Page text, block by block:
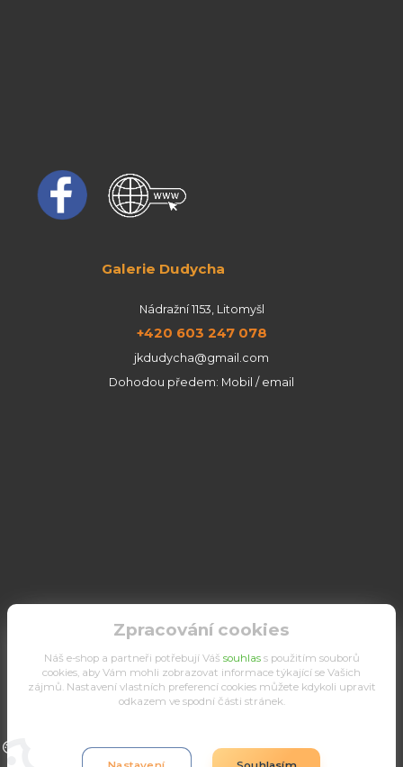
Galerie Dudycha
Nádražní 1153, Litomyšl
+420 603 247 078
jkdudycha@gmail.com
Dohodou předem: Mobil / email
Upravit sběr cookies.
Zpracování cookies
Náš e-shop a partneři potřebují Váš souhlass použitím souborů
cookies, aby Vám mohli zobrazovat informace týkající se Vašich
zájmů. Nastavení vlastních preferencí cookies můžete kdykoli upravit
odkazem ve spodní části stránek.